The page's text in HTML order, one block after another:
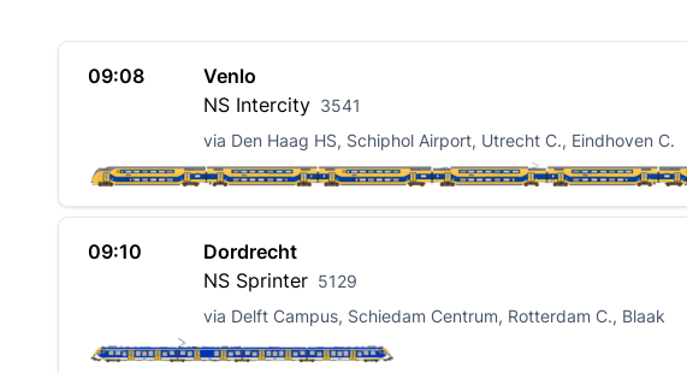
09:08
Venlo
NS Intercity 3541
via Den Haag HS, Schiphol Airport, Utrecht C., Eindhoven C.
09:10
Dordrecht
NS Sprinter 5129
via Delft Campus, Schiedam Centrum, Rotterdam C., Blaak